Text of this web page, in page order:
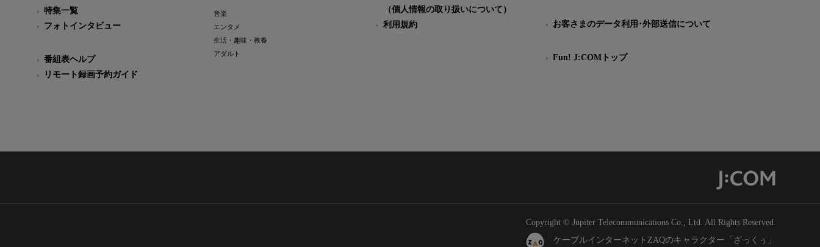
特集一覧
フォトインタビュー
番組表ヘルプ
リモート録画予約ガイド
音楽
エンタメ
生活・趣味・教養
アダルト
（個人情報の取り扱いについて）
利用規約
お客さまのデータ利用･外部送信について
Fun! J:COMトップ
Copyright © Jupiter Telecommunications Co., Ltd. All Rights Reserved.
ケーブルインターネットZAQのキャラクター「ざっくぅ」